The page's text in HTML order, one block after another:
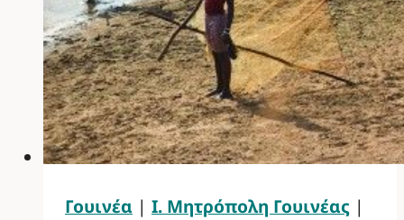
Γουινέα | Ι. Μητρόπολη Γουινέας |